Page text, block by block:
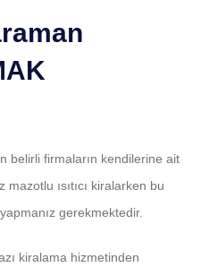
belirli firmaların kendilerine ait
ısıtıcı kiralarken bu
gerekmektedir.
kiralama hizmetinden